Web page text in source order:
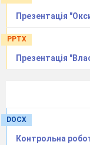
Презентація
PPTX
Презентація
DOCX
Контрольна